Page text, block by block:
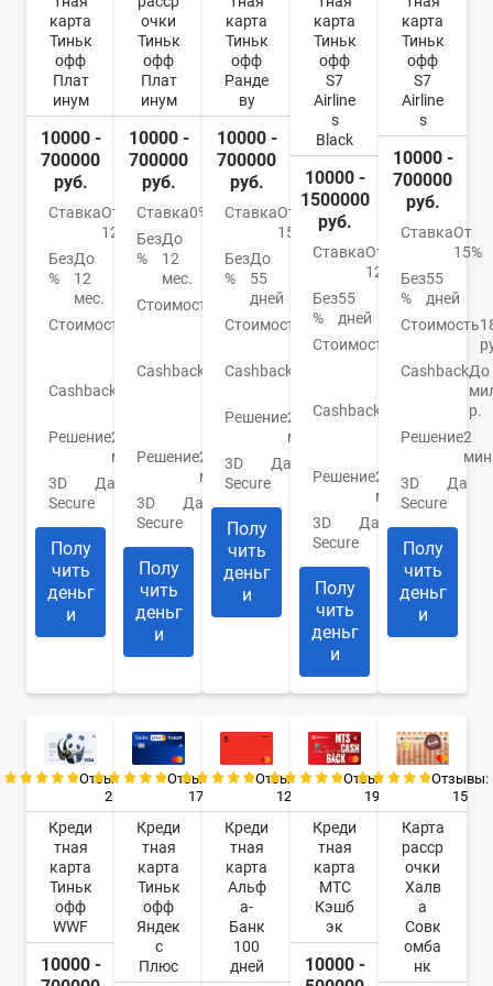
карта
Тиньк
офф
Плат
инум
10000 -
700000
руб.
СтавкаОт
12%
Без
%
До
12
мес.
Стоимость
год
Cashback
Решение2
мин.
3D
Secure
Да
Полу
чить
деньг
и
очки
Тиньк
офф
Плат
инум
10000 -
700000
руб.
Ставка0%
Без
%
До
12
мес.
Стоимость
Cashback
Решение2
мин.
3D
Secure
Да
Полу
чить
деньг
и
карта
Тиньк
офф
Ранде
ву
10000 -
700000
руб.
СтавкаОт
15%
Без
%
До
55
дней
Стоимость
990
руб.
Cashback
Решение2
мин.
3D
Secure
Да
Полу
чить
деньг
и
карта
Тиньк
офф
S7
Airline
s
Black
10000 -
1500000
руб.
СтавкаОт
12%
Без
%
55
дней
Стоимость
р./
Cashback
мили/60
Решение2
мин.
3D
Secure
Да
Полу
чить
деньг
и
карта
Тиньк
офф
S7
Airline
s
10000 -
700000
руб.
СтавкаОт
15%
Без
%
55
дней
Стоимость
CashbackДо
р.
Решение2
3D
Secure
Да
Полу
чить
деньг
и
Отзывы:
2
Креди
тная
карта
Тиньк
офф
WWF
10000 -
Отзывы:
17
Креди
тная
карта
Тиньк
офф
Яндек
с
Плюс
Отзывы:
12
Креди
тная
карта
Альф
а-
Банк
100
дней
Отзывы:
19
Креди
тная
карта
МТС
Кэшб
эк
10000 -
Отзывы:
15
Карта
расср
очки
Халв
а
Совк
омба
нк